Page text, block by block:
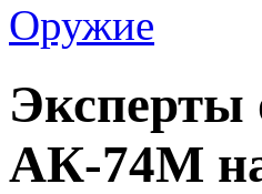
Оружие
Эксперты
АК-74М